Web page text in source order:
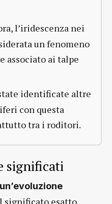
l’iridescenza nei
un fenomeno
associato ai talpe
identificate altre
con questa
tra i roditori.
significati
significato esatto